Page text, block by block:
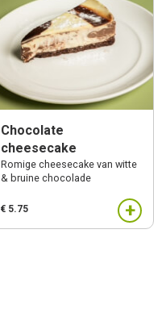
Chocolate
cheesecake
Romige cheesecake van witte
& bruine chocolade
€ 5.75 +